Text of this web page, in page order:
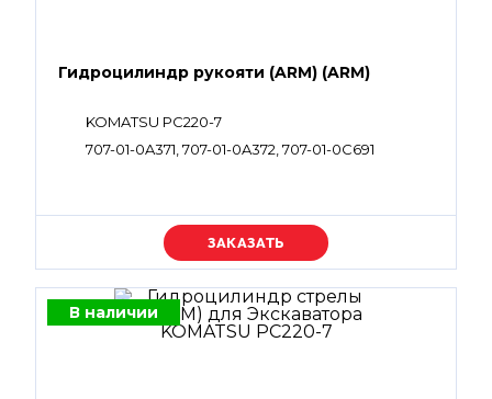
Гидроцилиндр рукояти (ARM) (ARM)
KOMATSU PC220-7
707-01-0A371, 707-01-0A372, 707-01-0C691
Уточняйте цену
В наличии